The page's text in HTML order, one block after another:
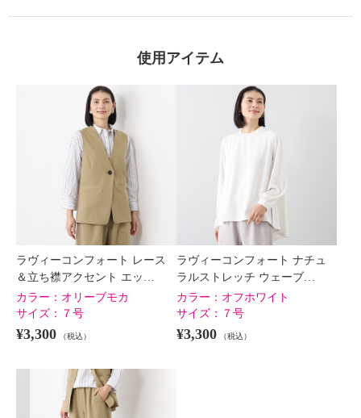
使用アイテム
ラヴィーコンフォート レース
＆立ち襟アクセント エッ…
カラー： オリーブモカ
サイズ：
７号
¥3,300 （税込）
ラヴィーコンフォート ナチュ
ラルストレッチ ウェーブ…
カラー： オフホワイト
サイズ：
７号
¥3,300 （税込）